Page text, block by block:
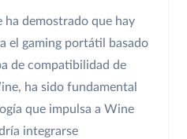
ha demostrado que hay
el gaming portátil basado
de compatibilidad de
ha sido fundamental
que impulsa a Wine
integrarse